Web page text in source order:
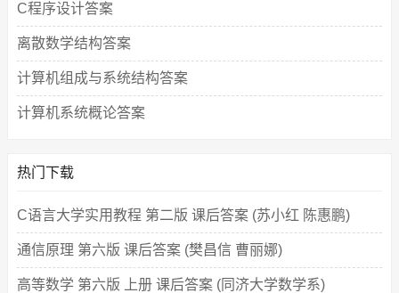
C程序设计答案
离散数学结构答案
计算机组成与系统结构答案
计算机系统概论答案
热门下载
C语言大学实用教程 第二版 课后答案 (苏小红 陈惠鹏)
通信原理 第六版 课后答案 (樊昌信 曹丽娜)
高等数学 第六版 上册 课后答案 (同济大学数学系)